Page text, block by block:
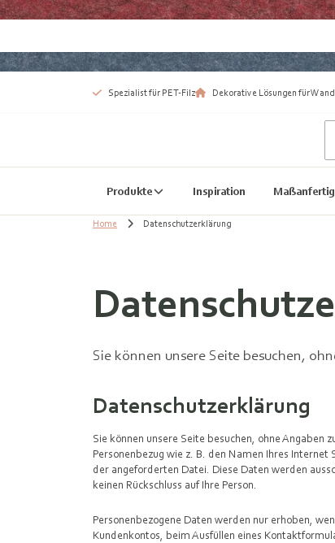
Spezialist für PET-Filz Dekorative Lösungen für
Produkte Inspiration
Home Datenschutzerklärung
Sie können unsere Seite besuchen,
Datenschutzerklärung
Sie können unsere Seite besuchen, ohne Angaben
Personenbezug wie z. B. den Namen Ihres
der angeforderten Datei. Diese Daten werden
keinen Rückschluss auf Ihre Person.
Personenbezogene Daten werden nur erhoben,
Kundenkontos, beim Ausfüllen eines